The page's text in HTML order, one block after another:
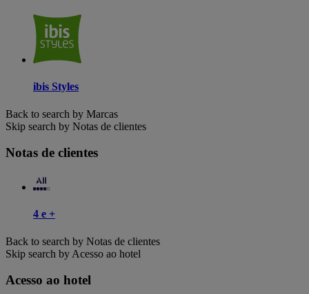
ibis Styles
Back to search by Marcas
Skip search by Notas de clientes
Notas de clientes
4 e +
Back to search by Notas de clientes
Skip search by Acesso ao hotel
Acesso ao hotel